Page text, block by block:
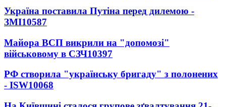
Україна поставила Путіна перед дилемою -
ЗМІ10587
Майора ВСП викрили на "допомозі"
військовому в СЗЧ10397
РФ створила "українську бригаду" з полонених
- ISW10068